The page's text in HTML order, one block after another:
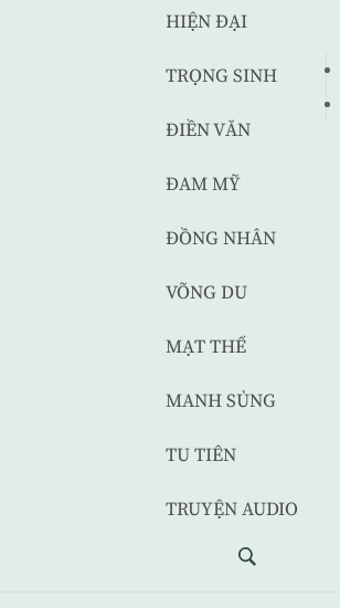
HIỆN ĐẠI
TRỌNG SINH
ĐIỀN VĂN
ĐAM MỸ
ĐỒNG NHÂN
VÕNG DU
MẠT THẾ
MANH SỦNG
TU TIÊN
TRUYỆN AUDIO